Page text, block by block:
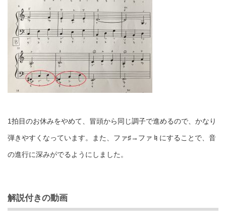
1拍目のお休みをやめて、冒頭から同じ調子で進めるので、かなり
弾きやすくなっています。また、ファ♯→ファ♮にすることで、音
の進行に深みがでるようにしました。
解説付きの動画